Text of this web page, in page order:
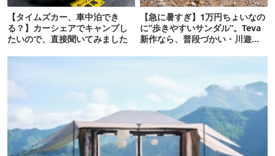
【タイムズカー、車中泊でき
る？】カーシェアでキャンプし
たいので、直接聞いてみました
【急に暑すぎ】1万円ちょいなの
に“歩きやすいサンダル”。Teva
新作なら、普段づかい・川遊